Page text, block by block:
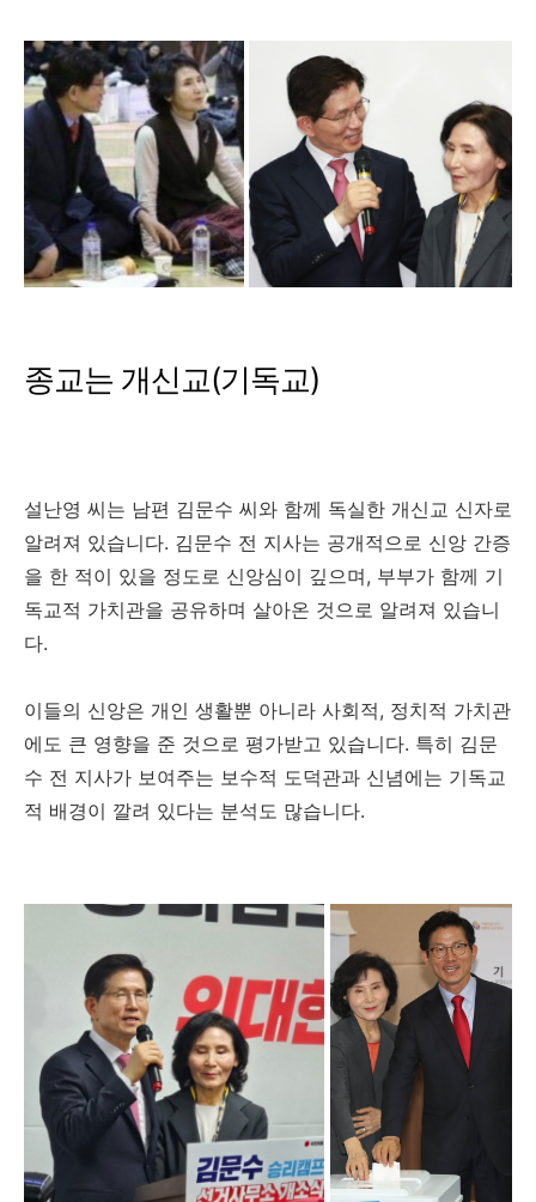
종교는 개신교(기독교)
설난영 씨는 남편 김문수 씨와 함께 독실한 개신교 신자로
알려져 있습니다. 김문수 전 지사는 공개적으로 신앙 간증
을 한 적이 있을 정도로 신앙심이 깊으며, 부부가 함께 기
독교적 가치관을 공유하며 살아온 것으로 알려져 있습니
다.
이들의 신앙은 개인 생활뿐 아니라 사회적, 정치적 가치관
에도 큰 영향을 준 것으로 평가받고 있습니다. 특히 김문
수 전 지사가 보여주는 보수적 도덕관과 신념에는 기독교
적 배경이 깔려 있다는 분석도 많습니다.